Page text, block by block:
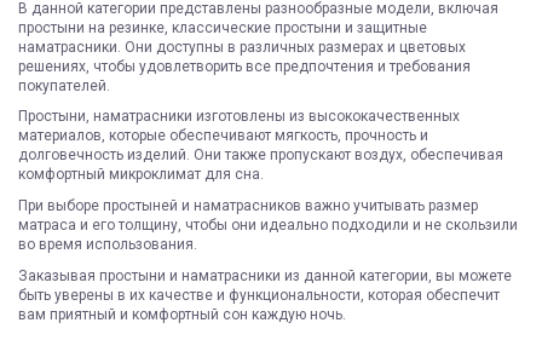
В данной категории представлены разнообразные модели, включая
простыни на резинке, классические простыни и защитные
наматрасники. Они доступны в различных размерах и цветовых
решениях, чтобы удовлетворить все предпочтения и требования
покупателей.
Простыни, наматрасники изготовлены из высококачественных
материалов, которые обеспечивают мягкость, прочность и
долговечность изделий. Они также пропускают воздух, обеспечивая
комфортный микроклимат для сна.
При выборе простыней и наматрасников важно учитывать размер
матраса и его толщину, чтобы они идеально подходили и не скользили
во время использования.
Заказывая простыни и наматрасники из данной категории, вы можете
быть уверены в их качестве и функциональности, которая обеспечит
вам приятный и комфортный сон каждую ночь.